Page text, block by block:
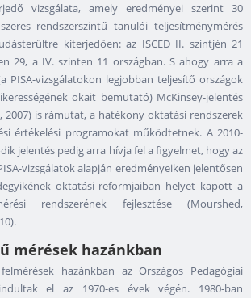
vizsgálata, amely eredményei szerint 30
rendszerszintű tanulói teljesítménymérés
kiterjedően: az ISCED II. szintjén 21
29, a IV. szinten 11 országban. S ahogy arra a
PISA-vizsgálatokon legjobban teljesítő országok
okait bemutató) McKinsey-jelentés
2007) is rámutat, a hatékony oktatási rendszerek
értékelési programokat működtetnek. A 2010-
jelentés pedig arra hívja fel a figyelmet, hogy az
vizsgálatok alapján eredményeiken jelentősen
oktatási reformjaiban helyet kapott a
rendszerének fejlesztése (Mourshed,
mérések hazánkban
hazánkban az Országos Pedagógiai
el az 1970-es évek végén. 1980-ban